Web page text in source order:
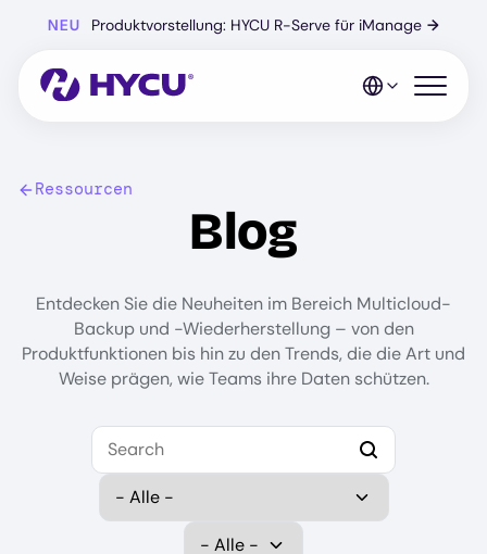
Hauptinhalt
NEU Produktvorstellung: HYCU R-Serve für iManage →
Mobiles
Ressourcen
Blog
Entdecken Sie die Neuheiten im Bereich Multicloud-
Backup und -Wiederherstellung – von den
Produktfunktionen bis hin zu den Trends, die die Art und
Weise prägen, wie Teams ihre Daten schützen.
Search
Select Category
Select Data Protection